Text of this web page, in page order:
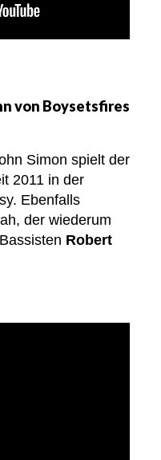
von Boysetsfires
Simon spielt der
2011 in der
Ebenfalls
der wiederum
Robert